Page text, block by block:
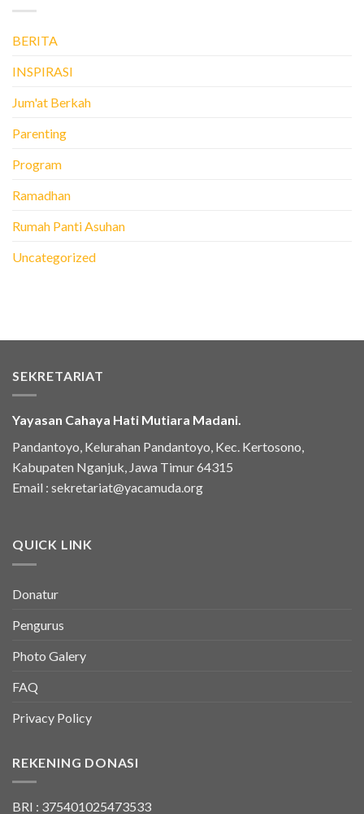
BERITA
INSPIRASI
Jum'at Berkah
Parenting
Program
Ramadhan
Rumah Panti Asuhan
Uncategorized
SEKRETARIAT
Yayasan Cahaya Hati Mutiara Madani.
Pandantoyo, Kelurahan Pandantoyo, Kec. Kertosono,
Kabupaten Nganjuk, Jawa Timur 64315
Email : sekretariat@yacamuda.org
QUICK LINK
Donatur
Pengurus
Photo Galery
FAQ
Privacy Policy
REKENING DONASI
BRI : 375401025473533